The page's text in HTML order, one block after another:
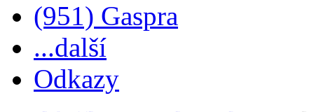
(951) Gaspra
...další
Odkazy